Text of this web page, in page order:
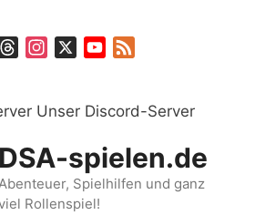
ThreadsInstagram YouTube
Unser Discord-Server
DSA-spielen.de
Spielhilfen und ganz
Rollenspiel!